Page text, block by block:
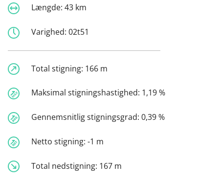
Længde: 43 km
Varighed: 02t51
Total stigning: 166 m
Maksimal stigningshastighed: 1,19 %
Gennemsnitlig stigningsgrad: 0,39 %
Netto stigning: -1 m
Total nedstigning: 167 m